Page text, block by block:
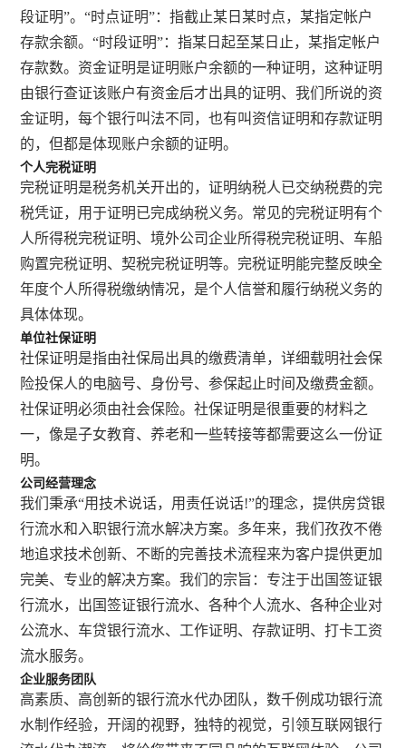
段证明”。“时点证明”：指截止某日某时点，某指定帐户
存款余额。“时段证明”：指某日起至某日止，某指定帐户
存款数。资金证明是证明账户余额的一种证明，这种证明
由银行查证该账户有资金后才出具的证明、我们所说的资
金证明，每个银行叫法不同，也有叫资信证明和存款证明
的，但都是体现账户余额的证明。
个人完税证明
完税证明是税务机关开出的，证明纳税人已交纳税费的完
税凭证，用于证明已完成纳税义务。常见的完税证明有个
人所得税完税证明、境外公司企业所得税完税证明、车船
购置完税证明、契税完税证明等。完税证明能完整反映全
年度个人所得税缴纳情况，是个人信誉和履行纳税义务的
具体体现。
单位社保证明
社保证明是指由社保局出具的缴费清单，详细载明社会保
险投保人的电脑号、身份号、参保起止时间及缴费金额。
社保证明必须由社会保险。社保证明是很重要的材料之
一，像是子女教育、养老和一些转接等都需要这么一份证
明。
公司经营理念
我们秉承“用技术说话，用责任说话!”的理念，提供房贷银
行流水和入职银行流水解决方案。多年来，我们孜孜不倦
地追求技术创新、不断的完善技术流程来为客户提供更加
完美、专业的解决方案。我们的宗旨：专注于出国签证银
行流水，出国签证银行流水、各种个人流水、各种企业对
公流水、车贷银行流水、工作证明、存款证明、打卡工资
流水服务。
企业服务团队
高素质、高创新的银行流水代办团队，数千例成功银行流
水制作经验，开阔的视野，独特的视觉，引领互联网银行